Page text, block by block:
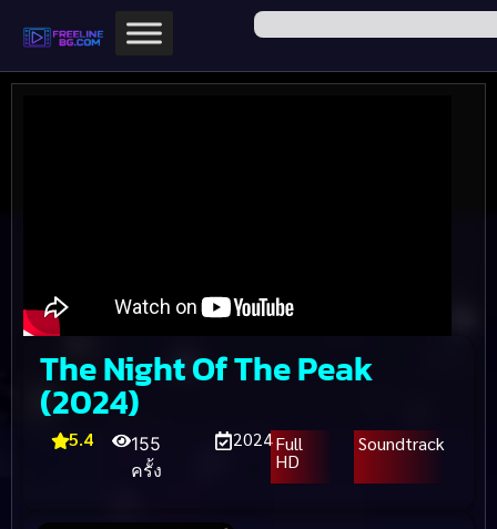
The Night Of The Peak
(2024)
5.4
155
ครั้ง
2024Full
HD
Soundtrack